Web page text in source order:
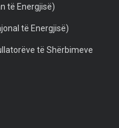
të Energjisë)
të Energjisë)
të Shërbimeve